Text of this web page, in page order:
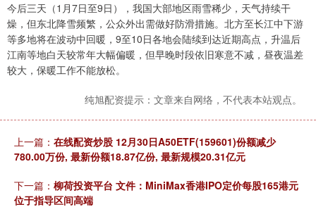
今后三天（1月7日至9日），我国大部地区雨雪稀少，天气持续干
燥，但东北降雪频繁，公众外出需做好防滑措施。北方至长江中下游
等多地将在波动中回暖，9至10日各地会陆续到达近期高点，升温后
江南等地白天较常年大幅偏暖，但早晚时段依旧寒意不减，昼夜温差
较大，保暖工作不能放松。
纯旭配资提示：文章来自网络，不代表本站观点。
上一篇： 在线配资炒股 12月30日A50ETF(159601)份额减少
780.00万份, 最新份额18.87亿份, 最新规模20.31亿元
下一篇： 柳荷投资平台 文件：MiniMax香港IPO定价每股165港元
位于指导区间高端